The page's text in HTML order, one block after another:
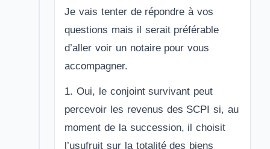
Je vais tenter de répondre à vos
questions mais il serait préférable
d’aller voir un notaire pour vous
accompagner.
1. Oui, le conjoint survivant peut
percevoir les revenus des SCPI si, au
moment de la succession, il choisit
l’usufruit sur la totalité des biens